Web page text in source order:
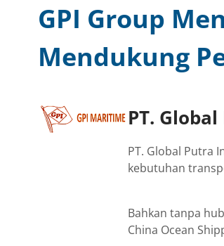
GPI Group
Mendukung
PT.
PT. Global Putra
kebutuhan
Bahkan tanpa
China Ocean